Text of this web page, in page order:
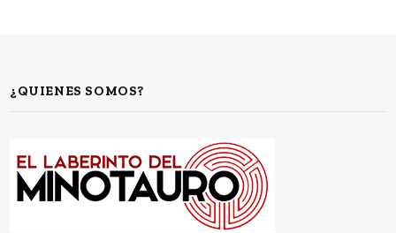
¿QUIENES SOMOS?